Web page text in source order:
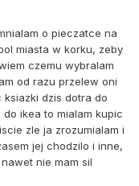
o pieczatce na
miasta w korku, zeby
czemu wybralam
od razu przelew oni
dzis dotra do
ikea to mialam kupic
zle ja zrozumialam i
jej chodzilo i inne,
nie mam sil